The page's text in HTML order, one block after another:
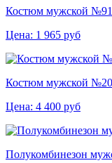
Костюм мужской
Цена: 1 965 руб
Костюм мужской
Цена: 4 400 руб
Полукомбинезон